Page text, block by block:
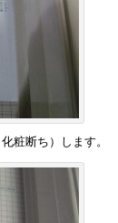
粧断ち）します。